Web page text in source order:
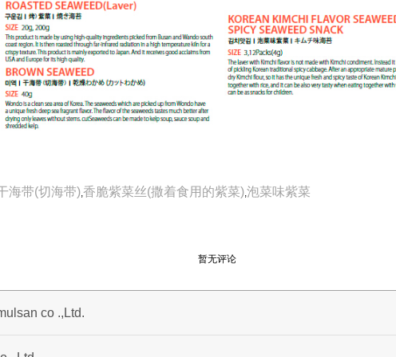
海带(切海带),香脆紫菜丝(撒着食用的紫菜),泡菜味紫菜
暂无评论
co .,Ltd.